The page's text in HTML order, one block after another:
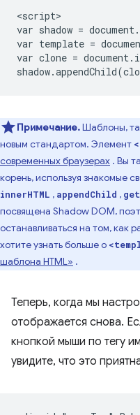
<script>
var shadow =
var template =
var clone =
Примечание.Шаблоны,
новым стандартом. Элемент
современных браузерах . Вы
корень, используя знакомые
innerHTML , appendChild ,
посвящена Shadow DOM,
останавливаться на том, как
хотите узнать больше о
шаблона HTML» .
Теперь, когда мы
отображается снова.
кнопкой мыши по тегу
увидите, что это